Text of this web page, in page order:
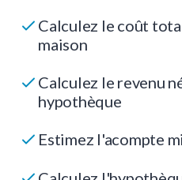
Calculez le coût
maison
Calculez le revenu
hypothèque
Estimez l'acompte